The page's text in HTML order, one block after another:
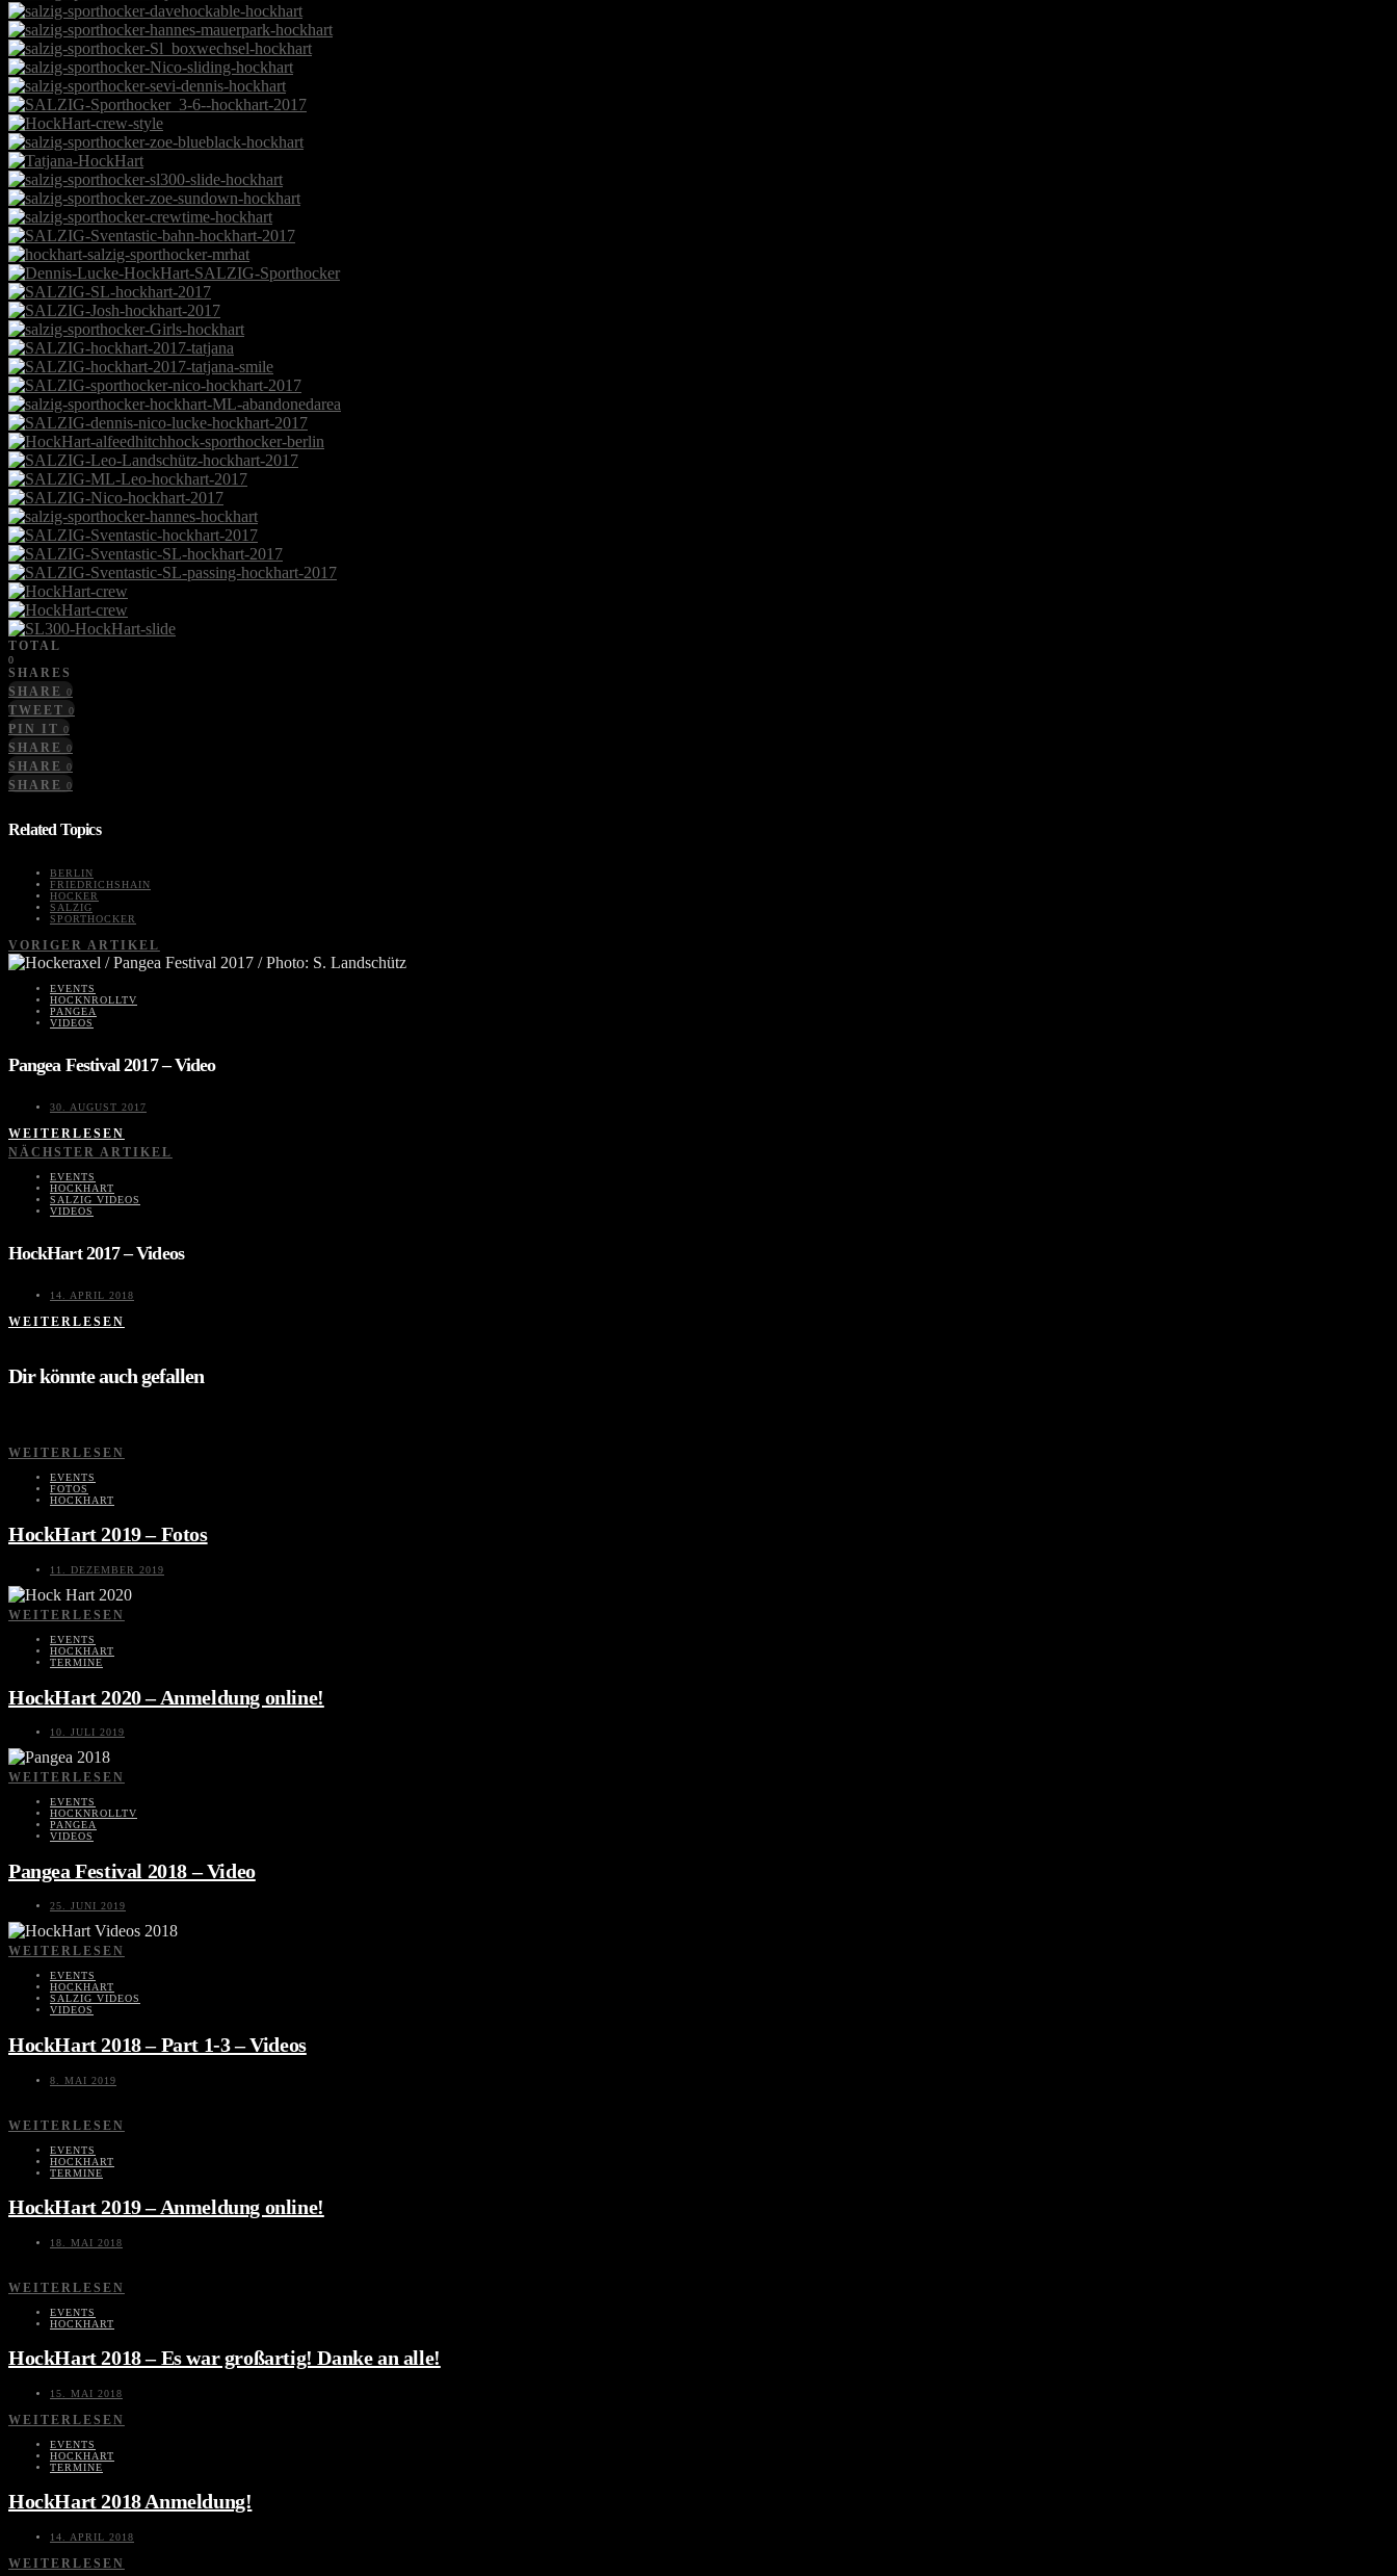
TOTAL
0
SHARES
SHARE 0
TWEET 0
PIN IT 0
SHARE 0
SHARE 0
SHARE 0
Related Topics
BERLIN
FRIEDRICHSHAIN
HOCKER
SALZIG
SPORTHOCKER
VORIGER ARTIKEL
EVENTS
HOCKNROLLTV
PANGEA
VIDEOS
Pangea Festival 2017 – Video
30. AUGUST 2017
WEITERLESEN
NÄCHSTER ARTIKEL
EVENTS
HOCKHART
SALZIG VIDEOS
VIDEOS
HockHart 2017 – Videos
14. APRIL 2018
WEITERLESEN
Dir könnte auch gefallen
WEITERLESEN
EVENTS
FOTOS
HOCKHART
HockHart 2019 – Fotos
11. DEZEMBER 2019
WEITERLESEN
EVENTS
HOCKHART
TERMINE
HockHart 2020 – Anmeldung online!
10. JULI 2019
WEITERLESEN
EVENTS
HOCKNROLLTV
PANGEA
VIDEOS
Pangea Festival 2018 – Video
25. JUNI 2019
WEITERLESEN
EVENTS
HOCKHART
SALZIG VIDEOS
VIDEOS
HockHart 2018 – Part 1-3 – Videos
8. MAI 2019
WEITERLESEN
EVENTS
HOCKHART
TERMINE
HockHart 2019 – Anmeldung online!
18. MAI 2018
WEITERLESEN
EVENTS
HOCKHART
HockHart 2018 – Es war großartig! Danke an alle!
15. MAI 2018
WEITERLESEN
EVENTS
HOCKHART
TERMINE
HockHart 2018 Anmeldung!
14. APRIL 2018
WEITERLESEN